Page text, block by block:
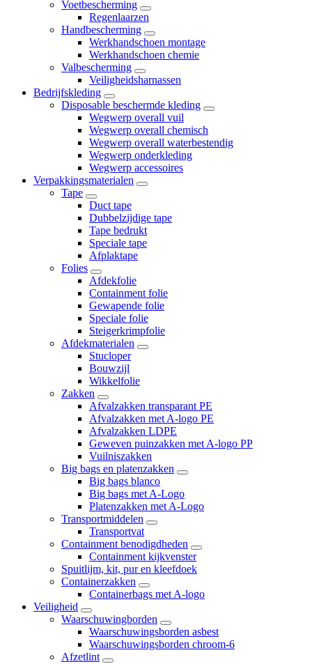
Voetbescherming
Regenlaarzen
Handbescherming
Werkhandschoen montage
Werkhandschoen chemie
Valbescherming
Veiligheidsharnassen
Bedrijfskleding
Disposable beschermde kleding
Wegwerp overall vuil
Wegwerp overall chemisch
Wegwerp overall waterbestendig
Wegwerp onderkleding
Wegwerp accessoires
Verpakkingsmaterialen
Tape
Duct tape
Dubbelzijdige tape
Tape bedrukt
Speciale tape
Afplaktape
Folies
Afdekfolie
Containment folie
Gewapende folie
Speciale folie
Steigerkrimpfolie
Afdekmaterialen
Stucloper
Bouwzijl
Wikkelfolie
Zakken
Afvalzakken transparant PE
Afvalzakken met A-logo PE
Afvalzakken LDPE
Geweven puinzakken met A-logo PP
Vuilniszakken
Big bags en platenzakken
Big bags blanco
Big bags met A-Logo
Platenzakken met A-Logo
Transportmiddelen
Transportvat
Containment benodigdheden
Containment kijkvenster
Spuitlijm, kit, pur en kleefdoek
Containerzakken
Containerbags met A-logo
Veiligheid
Waarschuwingborden
Waarschuwingsborden asbest
Waarschuwingsborden chroom-6
Afzetlint